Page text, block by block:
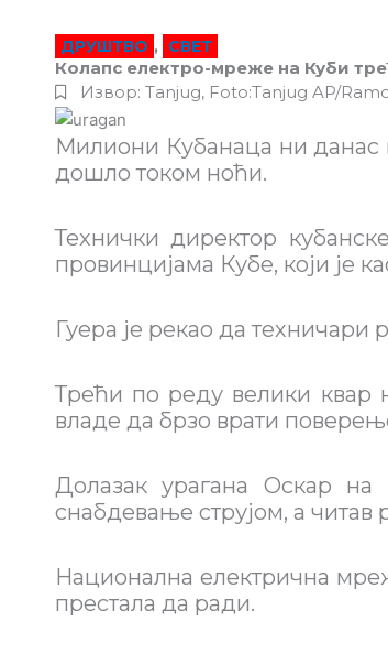
ДРУШТВО , СВЕТ
Колапс електро-мреже на Куби
Извор: Tanjug, Foto:Tanjug AP/
Милиони Кубанаца ни данас
дошло током ноћи.
Технички директор
провинцијама Кубе, који је
Гуера је рекао да
Трећи по реду велики квар
владе да брзо врати
Долазак урагана Оскар
снабдевање струјом, а читав
Национална електрична
престала да ради.